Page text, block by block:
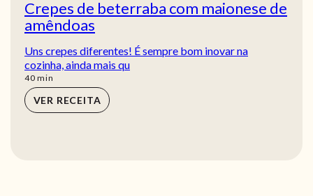
Crepes de beterraba com maionese de
amêndoas
Uns crepes diferentes! É sempre bom inovar na
cozinha, ainda mais qu
40min
min
VER RECEITA